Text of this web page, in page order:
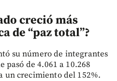
creció más
de “paz total”?
su número de integrantes
pasó de 4.061 a 10.268
un crecimiento del 152%.